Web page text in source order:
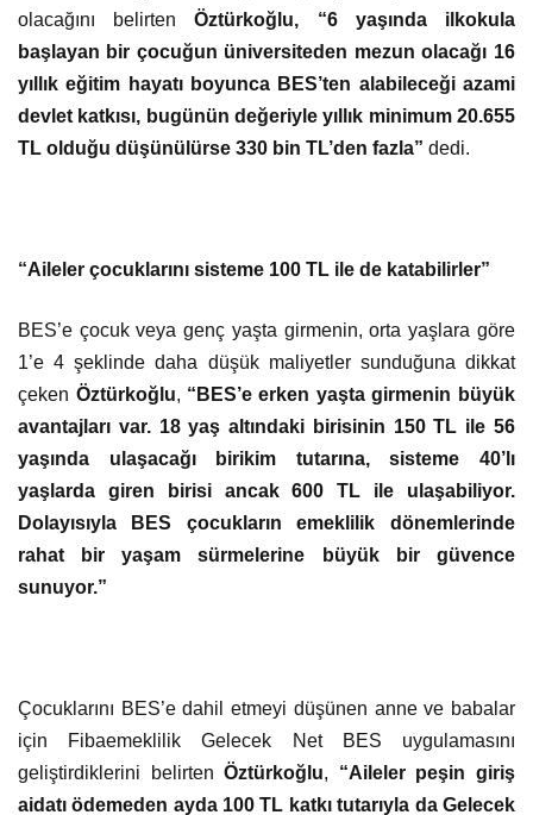
olacağını belirtenÖztürkoğlu, “6 yaşında ilkokula
başlayan bir çocuğun üniversiteden mezun olacağı 16
yıllık eğitim hayatı boyunca BES’ten alabileceği azami
devlet katkısı, bugünün değeriyle yıllık minimum 20.655
TL olduğu düşünülürse 330 bin TL’den fazla” dedi.
“Aileler çocuklarını sisteme 100 TL ile de katabilirler”
BES’e çocuk veya genç yaşta girmenin, orta yaşlara göre
1’e 4 şeklinde daha düşük maliyetler sunduğuna dikkat
çeken Öztürkoğlu, “BES’e erken yaşta girmenin büyük
avantajları var. 18 yaş altındaki birisinin 150 TL ile 56
yaşında ulaşacağı birikim tutarına, sisteme 40’lı
yaşlarda giren birisi ancak 600 TL ile ulaşabiliyor.
Dolayısıyla BES çocukların emeklilik dönemlerinde
rahat bir yaşam sürmelerine büyük bir güvence
sunuyor.”
Çocuklarını BES’e dahil etmeyi düşünen anne ve babalar
için Fibaemeklilik Gelecek Net BES uygulamasını
geliştirdiklerini belirtenÖztürkoğlu, “Aileler peşin giriş
aidatı ödemeden ayda 100 TL katkı tutarıyla da Gelecek